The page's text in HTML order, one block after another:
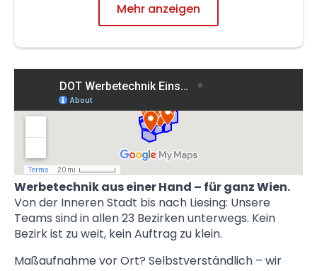
Mehr anzeigen
Werbetechnik aus einer Hand – für ganz Wien.
Von der Inneren Stadt bis nach Liesing: Unsere
Teams sind in allen 23 Bezirken unterwegs. Kein
Bezirk ist zu weit, kein Auftrag zu klein.
Maßaufnahme vor Ort? Selbstverständlich – wir